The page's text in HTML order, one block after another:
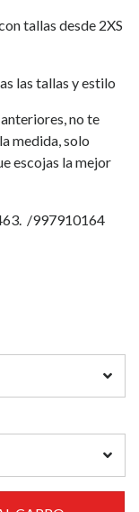
tallas desde 2XS
las tallas y estilo
no te
medida, solo
escojas la mejor
/997910164